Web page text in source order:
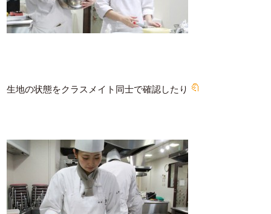
生地の状態をクラスメイト同士で確認したり